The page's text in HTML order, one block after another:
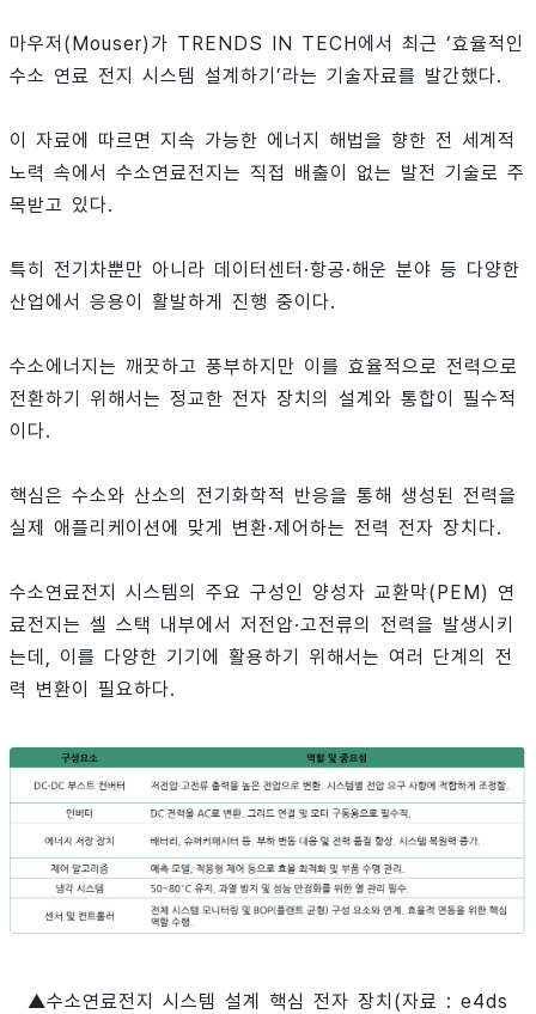
마우저(Mouser)가 TRENDS IN TECH에서 최근 ‘효율적인
수소 연료 전지 시스템 설계하기’라는 기술자료를 발간했다.
이 자료에 따르면 지속 가능한 에너지 해법을 향한 전 세계적
노력 속에서 수소연료전지는 직접 배출이 없는 발전 기술로 주
목받고 있다.
특히 전기차뿐만 아니라 데이터센터·항공·해운 분야 등 다양한
산업에서 응용이 활발하게 진행 중이다.
수소에너지는 깨끗하고 풍부하지만 이를 효율적으로 전력으로
전환하기 위해서는 정교한 전자 장치의 설계와 통합이 필수적
이다.
핵심은 수소와 산소의 전기화학적 반응을 통해 생성된 전력을
실제 애플리케이션에 맞게 변환·제어하는 전력 전자 장치다.
수소연료전지 시스템의 주요 구성인 양성자 교환막(PEM) 연
료전지는 셀 스택 내부에서 저전압·고전류의 전력을 발생시키
는데, 이를 다양한 기기에 활용하기 위해서는 여러 단계의 전
력 변환이 필요하다.
▲수소연료전지 시스템 설계 핵심 전자 장치(자료 : e4ds